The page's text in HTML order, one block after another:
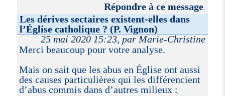
Répondre à ce message
Les dérives sectaires existent-elles dans
l’Église catholique ? (P. Vignon)
25 mai 2020 15:23, par Marie-Christine
Merci beaucoup pour votre analyse.
Mais on sait que les abus en Église ont aussi
des causes particulières qui les différencient
d’abus commis dans d’autres milieux :